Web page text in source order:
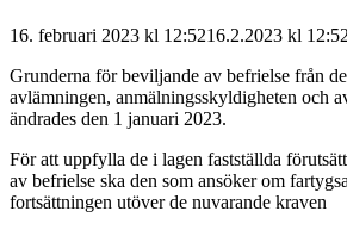
16. februari 2023 kl 12:5216.2.2023 kl 12:52
Grunderna för beviljande av befrielse från
avlämningen, anmälningsskyldigheten och
ändrades den 1 januari 2023.
För att uppfylla de i lagen fastställda
av befrielse ska den som ansöker om
fortsättningen utöver de nuvarande kraven